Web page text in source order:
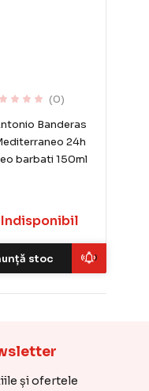
(0)
Banderas
24h
barbati 150ml
Indisponibil
stoc
și ofertele